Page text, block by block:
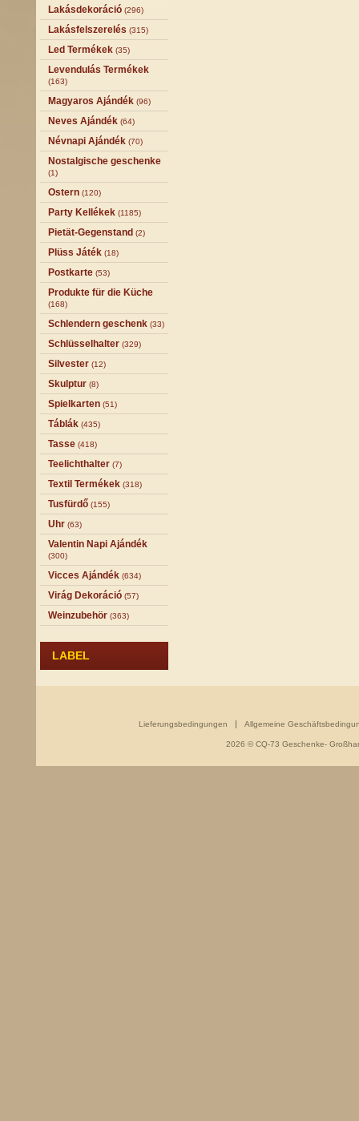
Lakásdekoráció (296)
Lakásfelszerelés (315)
Led Termékek (35)
Levendulás Termékek
(163)
Magyaros Ajándék (96)
Neves Ajándék (64)
Névnapi Ajándék (70)
Nostalgische geschenke
(1)
Ostern (120)
Party Kellékek (1185)
Pietät-Gegenstand (2)
Plüss Játék (18)
Postkarte (53)
Produkte für die Küche
(168)
Schlendern geschenk (33)
Schlüsselhalter (329)
Silvester (12)
Skulptur (8)
Spielkarten (51)
Táblák (435)
Tasse (418)
Teelichthalter (7)
Textil Termékek (318)
Tusfürdő (155)
Uhr (63)
Valentin Napi Ajándék
(300)
Vicces Ajándék (634)
Virág Dekoráció (57)
Weinzubehör (363)
LABEL
Lieferungsbedingungen Allgemeine
2026 © CQ-73 Geschenke-